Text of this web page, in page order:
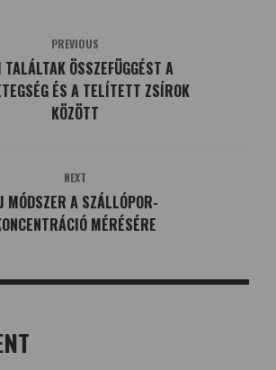
PREVIOUS
TALÁLTAK ÖSSZEFÜGGÉST A
ÉS A TELÍTETT ZSÍROK
KÖZÖTT
NEXT
MÓDSZER A SZÁLLÓPOR-
MÉRÉSÉRE